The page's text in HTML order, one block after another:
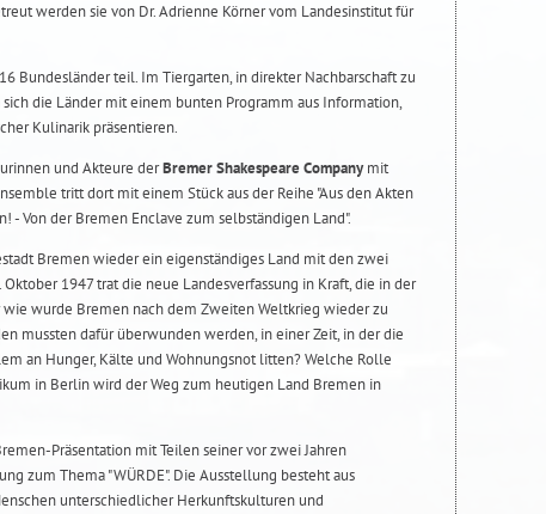
werden sie von Dr. Adrienne Körner vom Landesinstitut für
Bundesländer teil. Im Tiergarten, in direkter Nachbarschaft zu
die Länder mit einem bunten Programm aus Information,
Kulinarik präsentieren.
und Akteure derBremer Shakespeare Companymit
tritt dort mit einem Stück aus der Reihe "Aus den Akten
- Von der Bremen Enclave zum selbständigen Land".
Bremen wieder ein eigenständiges Land mit den zwei
1947 trat die neue Landesverfassung in Kraft, die in der
wurde Bremen nach dem Zweiten Weltkrieg wieder zu
mussten dafür überwunden werden, in einer Zeit, in der die
an Hunger, Kälte und Wohnungsnot litten? Welche Rolle
in Berlin wird der Weg zum heutigen Land Bremen in
Präsentation mit Teilen seiner vor zwei Jahren
zum Thema "WÜRDE". Die Ausstellung besteht aus
unterschiedlicher Herkunftskulturen und